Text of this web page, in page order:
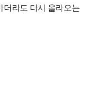
더라도 다시 올라오는